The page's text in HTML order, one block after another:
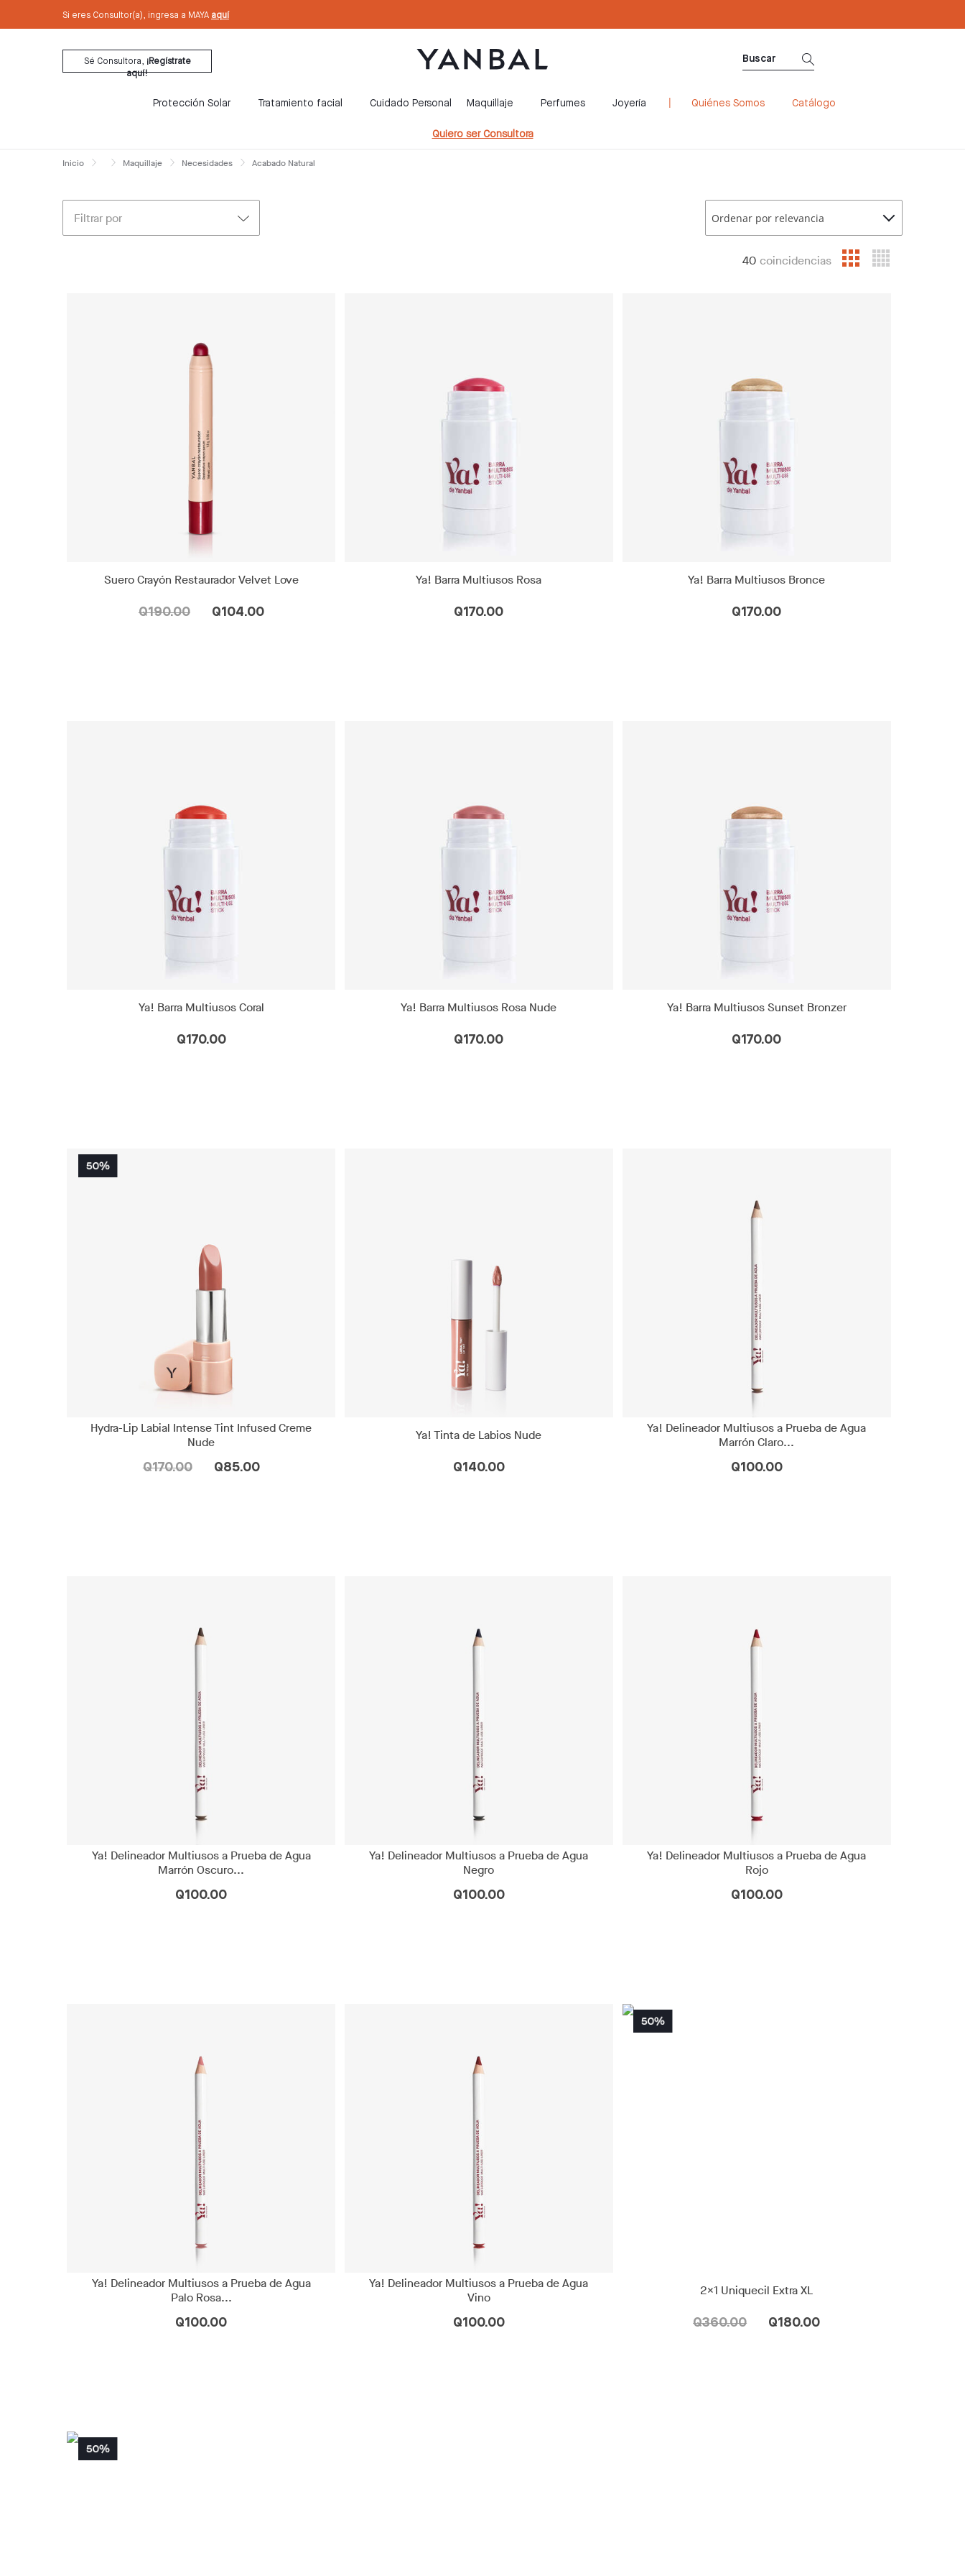
Si eres Consultor(a), ingresa a MAYA aquí
Sé Consultora, ¡Regístrate
aquí!
Protección Solar Tratamiento facial Cuidado Personal Maquillaje Perfumes Joyería Quiénes Somos Catálogo
Quiero ser Consultora
Inicio Maquillaje Necesidades Acabado Natural
Filtrar por Ordenar por relevancia
40 coincidencias
Suero Crayón Restaurador Velvet Love
Q190.00 Q104.00
Ya! Barra Multiusos Rosa
Q170.00
Ya! Barra Multiusos Bronce
Q170.00
Ya! Barra Multiusos Coral
Q170.00
Ya! Barra Multiusos Rosa Nude
Q170.00
Ya! Barra Multiusos Sunset Bronzer
Q170.00
Hydra-Lip Labial Intense Tint Infused Creme
Nude
Q170.00 Q85.00
Ya! Tinta de Labios Nude
Q140.00
Ya! Delineador Multiusos a Prueba de Agua
Marrón Claro...
Q100.00
Ya! Delineador Multiusos a Prueba de Agua
Marrón Oscuro...
Q100.00
Ya! Delineador Multiusos a Prueba de Agua
Negro
Q100.00
Ya! Delineador Multiusos a Prueba de Agua
Rojo
Q100.00
Ya! Delineador Multiusos a Prueba de Agua
Palo Rosa...
Q100.00
Ya! Delineador Multiusos a Prueba de Agua
Vino
Q100.00
2x1 Uniquecil Extra XL
Q360.00 Q180.00